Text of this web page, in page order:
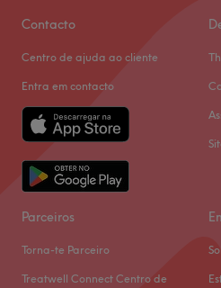
Contacto
Centro de ajuda ao cliente
Entra em contacto
Parceiros
Torna-te Parceiro
Treatwell Connect Centro de